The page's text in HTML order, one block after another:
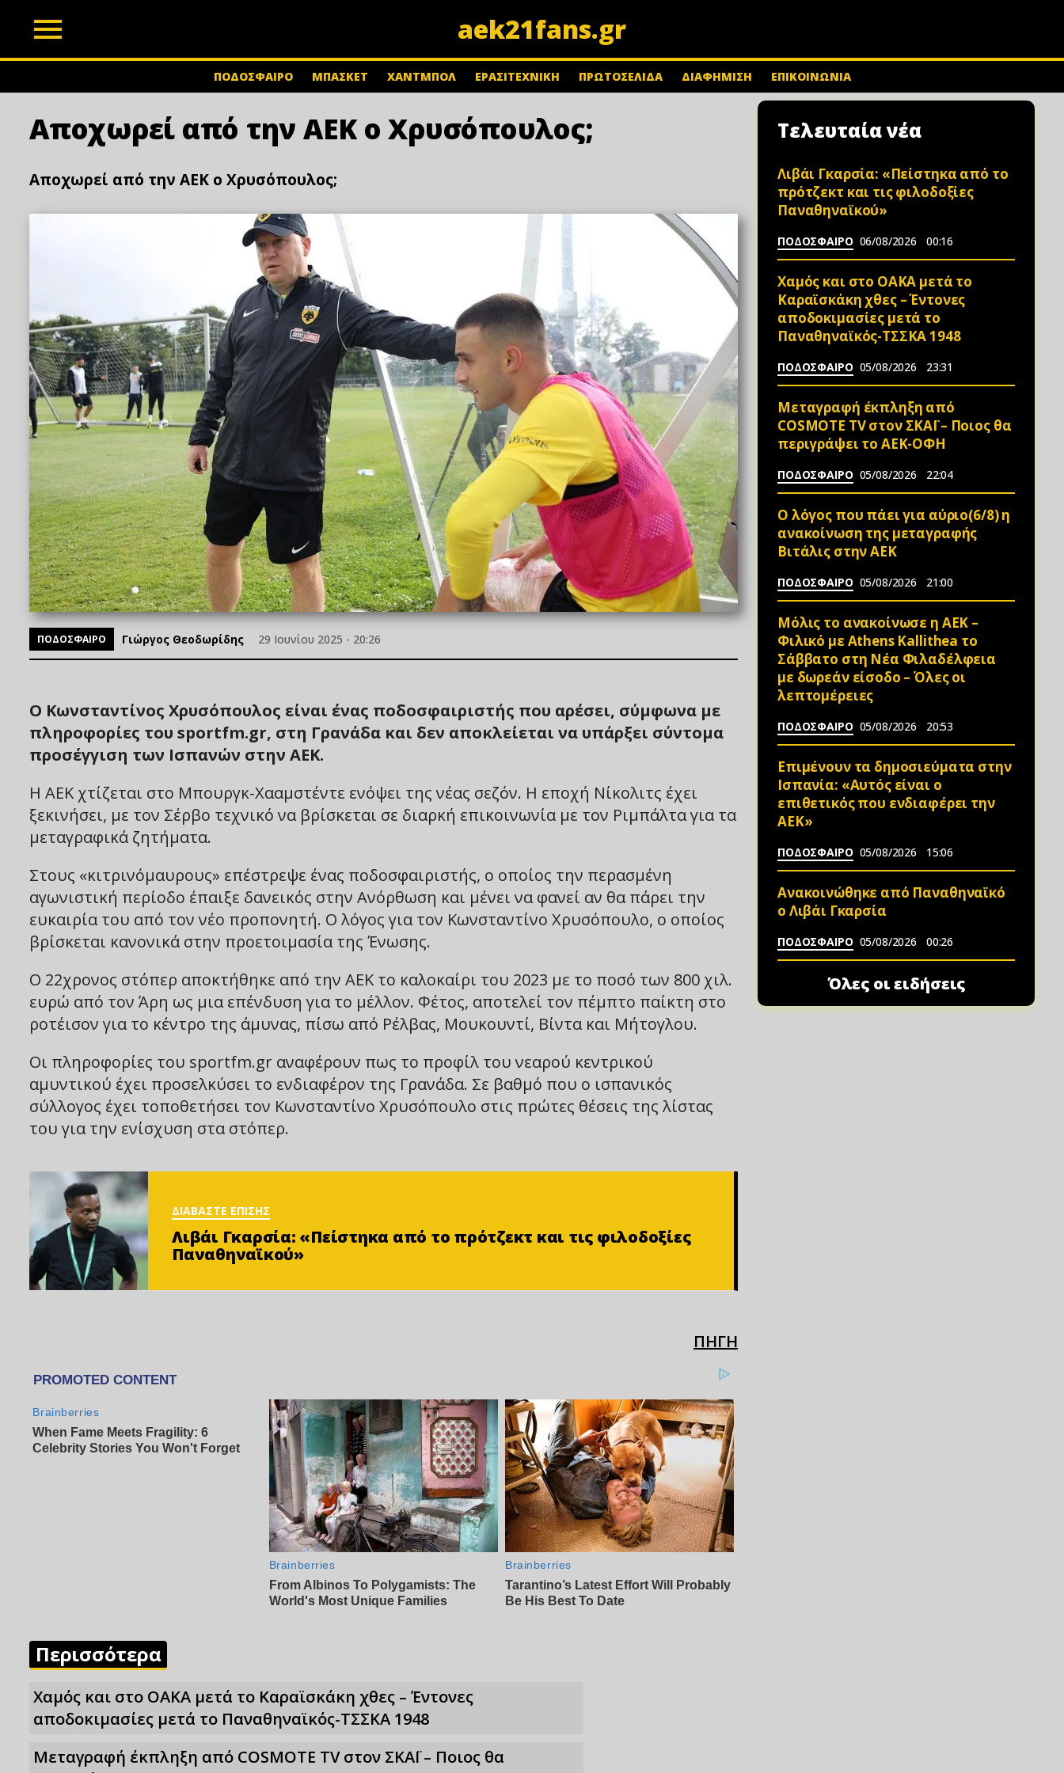
aek21fans.gr
ΠΟΔΟΣΦΑΙΡΟ ΜΠΑΣΚΕΤ ΧΑΝΤΜΠΟΛ ΕΡΑΣΙΤΕΧΝΙΚΗ ΠΡΩΤΟΣΕΛΙΔΑ ΔΙΑΦΗΜΙΣΗ ΕΠΙΚΟΙΝΩΝΙΑ
Αποχωρεί από την ΑΕΚ ο Χρυσόπουλος;
Αποχωρεί από την ΑΕΚ ο Χρυσόπουλος;
ΠΟΔΟΣΦΑΙΡΟ Γιώργος Θεοδωρίδης 29 Ιουνίου 2025 - 20:26
Ο Κωνσταντίνος Χρυσόπουλος είναι ένας ποδοσφαιριστής που αρέσει, σύμφωνα με
πληροφορίες του sportfm.gr, στη Γρανάδα και δεν αποκλείεται να υπάρξει σύντομα
προσέγγιση των Ισπανών στην ΑΕΚ.
Η ΑΕΚ χτίζεται στο Μπουργκ-Χααμστέντε ενόψει της νέας σεζόν. Η εποχή Νίκολιτς έχει
ξεκινήσει, με τον Σέρβο τεχνικό να βρίσκεται σε διαρκή επικοινωνία με τον Ριμπάλτα για τα
μεταγραφικά ζητήματα.
Στους «κιτρινόμαυρους» επέστρεψε ένας ποδοσφαιριστής, ο οποίος την περασμένη
αγωνιστική περίοδο έπαιξε δανεικός στην Ανόρθωση και μένει να φανεί αν θα πάρει την
ευκαιρία του από τον νέο προπονητή. Ο λόγος για τον Κωνσταντίνο Χρυσόπουλο, ο οποίος
βρίσκεται κανονικά στην προετοιμασία της Ένωσης.
Ο 22χρονος στόπερ αποκτήθηκε από την ΑΕΚ το καλοκαίρι του 2023 με το ποσό των 800 χιλ.
ευρώ από τον Άρη ως μια επένδυση για το μέλλον. Φέτος, αποτελεί τον πέμπτο παίκτη στο
ροτέισον για το κέντρο της άμυνας, πίσω από Ρέλβας, Μουκουντί, Βίντα και Μήτογλου.
Οι πληροφορίες του sportfm.gr αναφέρουν πως το προφίλ του νεαρού κεντρικού
αμυντικού έχει προσελκύσει το ενδιαφέρον της Γρανάδα. Σε βαθμό που ο ισπανικός
σύλλογος έχει τοποθετήσει τον Κωνσταντίνο Χρυσόπουλο στις πρώτες θέσεις της λίστας
του για την ενίσχυση στα στόπερ.
ΔΙΑΒΑΣΤΕ ΕΠΙΣΗΣ
Λιβάι Γκαρσία: «Πείστηκα από το πρότζεκτ και τις φιλοδοξίες
Παναθηναϊκού»
ΠΗΓΗ
Περισσότερα
Χαμός και στο ΟΑΚΑ μετά το Καραϊσκάκη χθες – Έντονες
αποδοκιμασίες μετά το Παναθηναϊκός-ΤΣΣΚΑ 1948
Μεταγραφή έκπληξη από COSMOTE TV στον ΣΚΑΪ – Ποιος θα
Τελευταία νέα
Λιβάι Γκαρσία: «Πείστηκα από το
πρότζεκτ και τις φιλοδοξίες
Παναθηναϊκού»
ΠΟΔΟΣΦΑΙΡΟ 06/08/2026 00:16
Χαμός και στο ΟΑΚΑ μετά το
Καραϊσκάκη χθες – Έντονες
αποδοκιμασίες μετά το
Παναθηναϊκός-ΤΣΣΚΑ 1948
ΠΟΔΟΣΦΑΙΡΟ 05/08/2026 23:31
Μεταγραφή έκπληξη από
COSMOTE TV στον ΣΚΑΪ – Ποιος θα
περιγράψει το ΑΕΚ-ΟΦΗ
ΠΟΔΟΣΦΑΙΡΟ 05/08/2026 22:04
Ο λόγος που πάει για αύριο(6/8) η
ανακοίνωση της μεταγραφής
Βιτάλις στην ΑΕΚ
ΠΟΔΟΣΦΑΙΡΟ 05/08/2026 21:00
Μόλις το ανακοίνωσε η ΑΕΚ –
Φιλικό με Athens Kallithea το
Σάββατο στη Νέα Φιλαδέλφεια
με δωρεάν είσοδο – Όλες οι
λεπτομέρειες
ΠΟΔΟΣΦΑΙΡΟ 05/08/2026 20:53
Επιμένουν τα δημοσιεύματα στην
Ισπανία: «Αυτός είναι ο
επιθετικός που ενδιαφέρει την
ΑΕΚ»
ΠΟΔΟΣΦΑΙΡΟ 05/08/2026 15:06
Ανακοινώθηκε από Παναθηναϊκό
ο Λιβάι Γκαρσία
ΠΟΔΟΣΦΑΙΡΟ 05/08/2026 00:26
Όλες οι ειδήσεις